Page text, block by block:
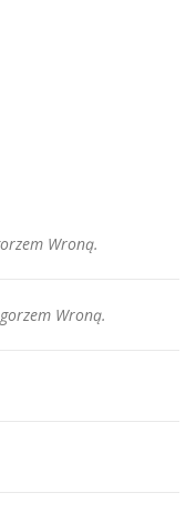
Wroną.
Wroną.